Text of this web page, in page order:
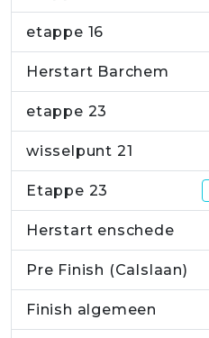
etappe 16
Herstart Barchem
etappe 23
wisselpunt 21
Etappe 23
Herstart enschede
Pre Finish (Calslaan)
Finish algemeen